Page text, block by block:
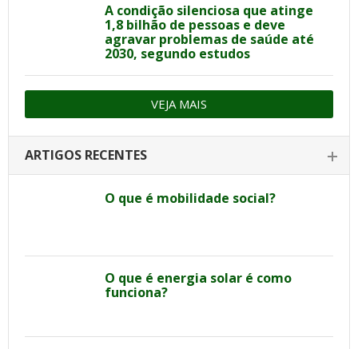
A condição silenciosa que atinge
1,8 bilhão de pessoas e deve
agravar problemas de saúde até
2030, segundo estudos
VEJA MAIS
ARTIGOS RECENTES
O que é mobilidade social?
O que é energia solar é como
funciona?